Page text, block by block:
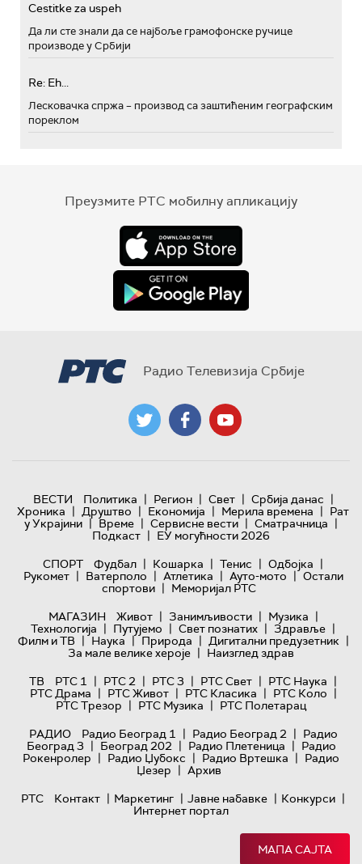
Cestitke za uspeh
Да ли сте знали да се најбоље грамофонске ручице
производе у Србији
Re: Eh...
Лесковачка спржа – производ са заштићеним географским
пореклом
Преузмите РТС мобилну апликацију
Радио Телевизија Србије
ВЕСТИ Политика | Регион | Свет | Србија данас |
Хроника | Друштво | Економија | Мерила времена | Рат
у Украјини | Време | Сервисне вести | Сматрачница |
Подкаст | ЕУ могућности 2026
СПОРТ
Фудбал | Кошарка | Тенис | Одбојка |
Рукомет | Ватерполо | Атлетика | Ауто-мото | Остали
спортови | Меморијал РТС
МАГАЗИН
Живот | Занимљивости | Музика |
Технологијa | Путујемо | Свет познатих | Здравље |
Филм и ТВ | Наука | Природа | Дигитални предузетник |
За мале велике хероје | Наизглед здрав
ТВ
РТС 1 | РТС 2 | РТС 3 | РТС Свет | РТС Наука |
РТС Драма | РТС Живот | РТС Класика | РТС Коло |
РТС Трезор | РТС Музика | РТС Полетарац
РАДИО
Радио Београд 1 | Радио Београд 2 | Радио
Београд 3 | Београд 202 | Радио Плетеница | Радио
Рокенролер | Радио Џубокс | Радио Вртешка | Радио
Џезер | Архив
РТС
Контакт | Маркетинг | Јавне набавке | Конкурси |
Интернет портал
МАПА САЈТА